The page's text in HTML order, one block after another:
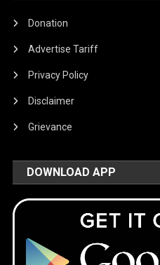
Donation
Advertise Tariff
Privacy Policy
Disclaimer
Grievance
DOWNLOAD APP